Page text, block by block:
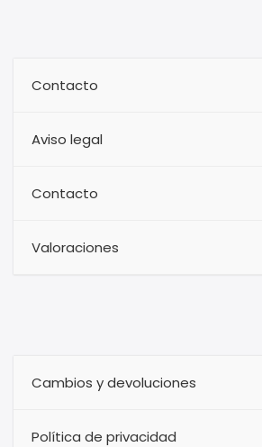
Contacto
Aviso legal
Contacto
Valoraciones
Cambios y devoluciones
Política de privacidad